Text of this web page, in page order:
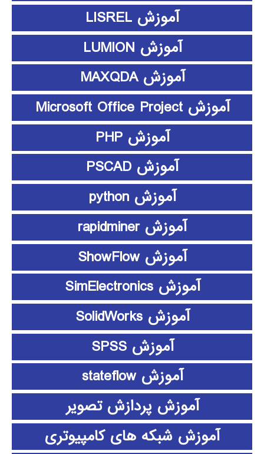
آموزش LISREL
آموزش LUMION
آموزش MAXQDA
آموزش Microsoft Office Project
آموزش PHP
آموزش PSCAD
آموزش python
آموزش rapidminer
آموزش ShowFlow
آموزش SimElectronics
آموزش SolidWorks
آموزش SPSS
آموزش stateflow
آموزش پردازش تصویر
آموزش شبکه های کامپیوتری